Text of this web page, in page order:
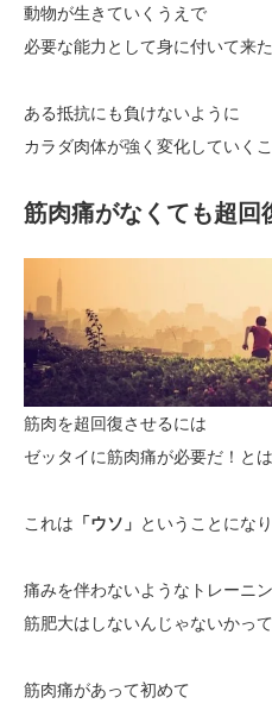
動物が生きていくうえで
必要な能力として身に付いて来た
ある抵抗にも負けないように
カラダ肉体が強く変化していく
筋肉痛がなくても超回
筋肉を超回復させるには
ゼッタイに筋肉痛が必要だ！と
これは 「ウソ」 ということにな
痛みを伴わないようなトレーニ
筋肥大はしないんじゃないかっ
筋肉痛があって初めて